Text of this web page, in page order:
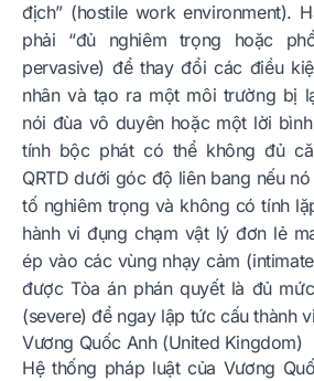
địch” (hostile work environment).
phải “đủ nghiêm trọng hoặc
pervasive) để thay đổi các điều
nhân và tạo ra một môi trường bị
nói đùa vô duyên hoặc một lời
tính bộc phát có thể không đủ
QRTD dưới góc độ liên bang nếu
tố nghiêm trọng và không có tính
hành vi đụng chạm vật lý đơn lẻ
ép vào các vùng nhạy cảm
được Tòa án phán quyết là đủ
(severe) để ngay lập tức cấu thành
Vương Quốc Anh (United Kingdom)
Hệ thống pháp luật của Vương